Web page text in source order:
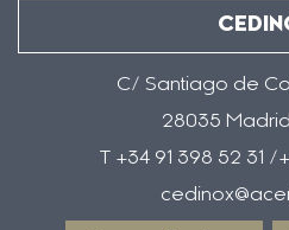
C/ Santiago de
28035
T +34 91 398 52 31 /